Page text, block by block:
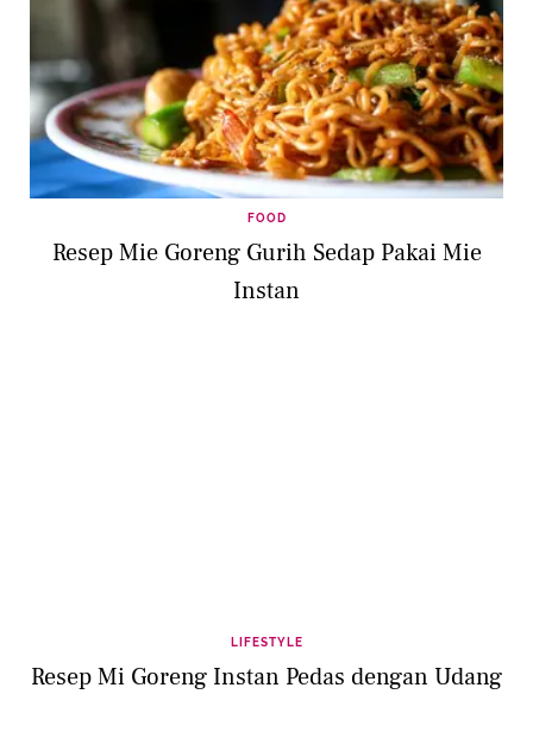
FOOD
Resep Mie Goreng Gurih Sedap Pakai Mie
Instan
LIFESTYLE
Resep Mi Goreng Instan Pedas dengan Udang